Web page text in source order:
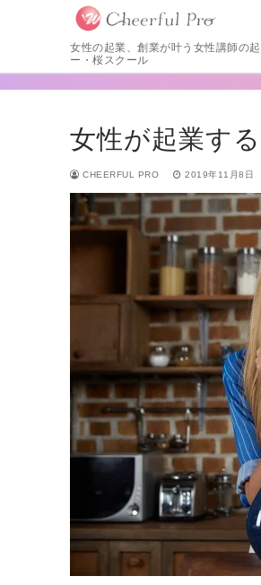
女性の起業、創業が叶う女性講師の
ー・桜スクール
女性が起業す
CHEERFUL PRO 2019年11月8日